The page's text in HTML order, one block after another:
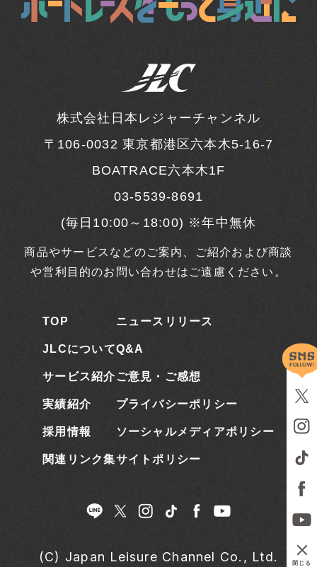
株式会社日本レジャーチャンネル
〒106-0032東京都港区六本木5-16-7
BOATRACE六本木1F
03-5539-8691
(毎日10:00～18:00) ※年中無休
商品やサービスなどのご案内、ご紹介および商談
や営利目的のお問い合わせはご遠慮ください。
TOP
JLCについて
サービス紹介
実績紹介
採用情報
関連リンク集
ニュースリリース
Q&A
ご意見・ご感想
プライバシーポリシー
ソーシャルメディアポリシー
サイトポリシー
(C) Japan Leisure Channel Co., Ltd. 閉じる